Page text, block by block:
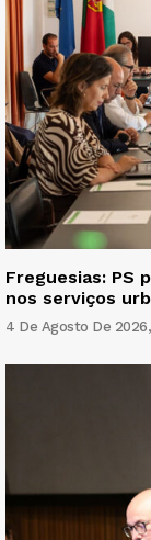
Freguesias: PS
nos serviços
4 De Agosto De 2026,